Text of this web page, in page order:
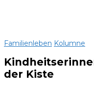
Familienleben Kolumne
der Kiste